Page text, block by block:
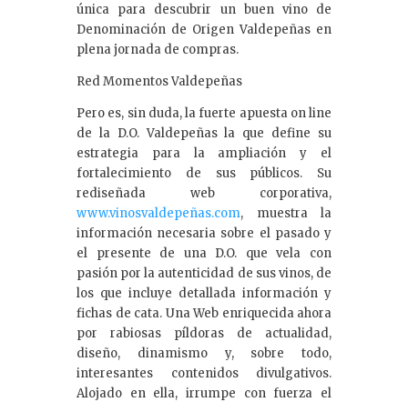
única para descubrir un buen vino de
Denominación de Origen Valdepeñas en
plena jornada de compras.
Red Momentos Valdepeñas
Pero es, sin duda, la fuerte apuesta on line
de la D.O. Valdepeñas la que define su
estrategia para la ampliación y el
fortalecimiento de sus públicos. Su
rediseñada web corporativa,
www.vinosvaldepeñas.com, muestra la
información necesaria sobre el pasado y
el presente de una D.O. que vela con
pasión por la autenticidad de sus vinos, de
los que incluye detallada información y
fichas de cata. Una Web enriquecida ahora
por rabiosas píldoras de actualidad,
diseño, dinamismo y, sobre todo,
interesantes contenidos divulgativos.
Alojado en ella, irrumpe con fuerza el